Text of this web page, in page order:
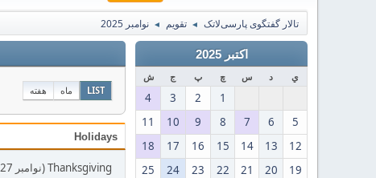
تالار گفتگوی پارسی‌لاتک ◄ تقویم ◄ نوامبر 2025
اکتبر 2025
ي د س چ پ ج ش
1
2
3
4
5
6
7
8
9
10
11
12
13
14
15
16
17
18
19
20
21
22
23
24
25
LIST ماه هفته
Holidays
Thanksgiving (نوامبر 27)